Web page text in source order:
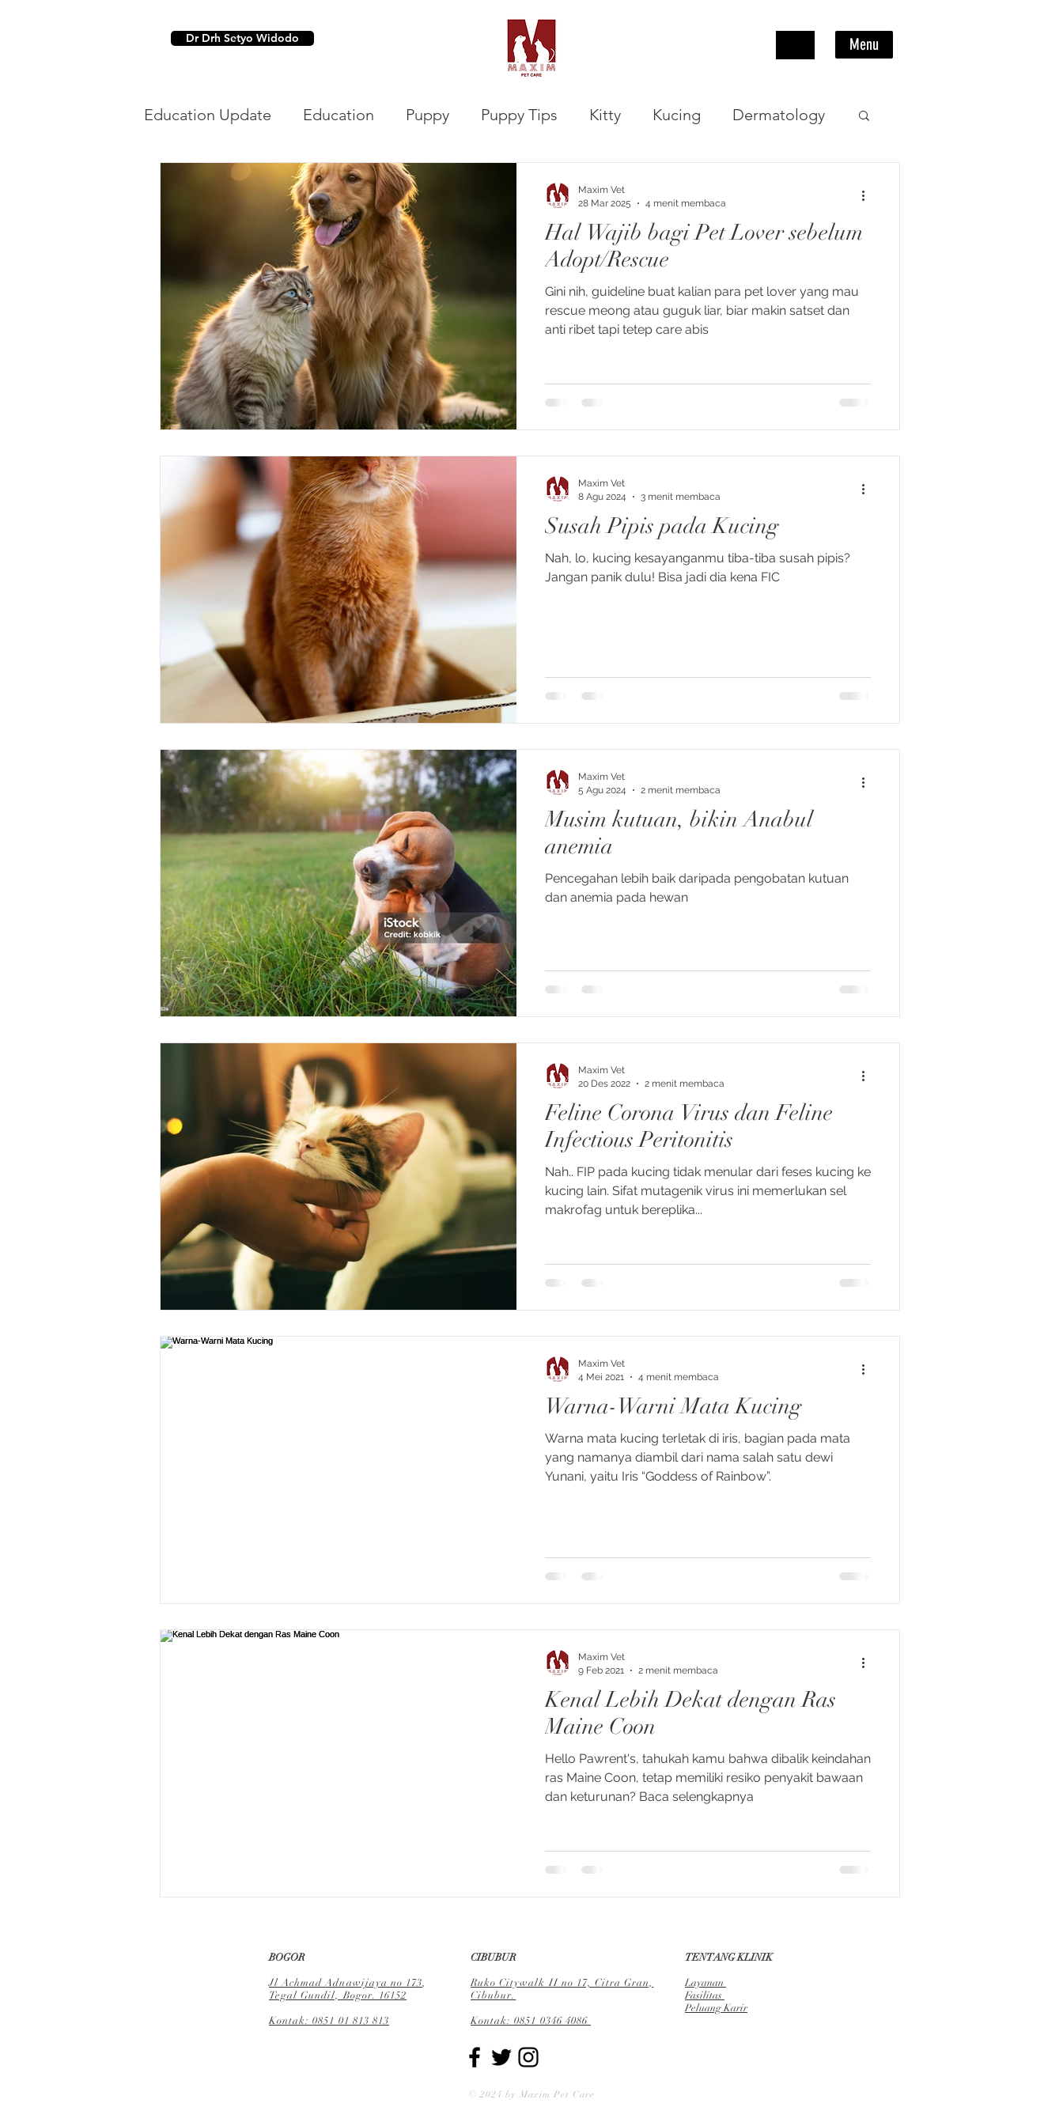
Dr Drh Setyo Widodo Menu
Education Update Education Puppy Puppy Tips Kitty Kucing Dermatology
Parasit Hewan VETalks Professional Gastrointestinal
Hal Wajib bagi Pet Lover sebelum
Adopt/Rescue
Gini nih, guideline buat kalian para pet lover yang mau
rescue meong atau guguk liar, biar makin satset dan
anti ribet tapi tetep care abis
Maxim Vet
28 Mar 2025
4 menit membaca
Susah Pipis pada Kucing
Nah, lo, kucing kesayanganmu tiba-tiba susah pipis?
Jangan panik dulu! Bisa jadi dia kena FIC
Maxim Vet
8 Agu 2024
3 menit membaca
Musim kutuan, bikin Anabul
anemia
Pencegahan lebih baik daripada pengobatan kutuan
dan anemia pada hewan
Maxim Vet
5 Agu 2024
2 menit membaca
Feline Corona Virus dan Feline
Infectious Peritonitis
Nah.. FIP pada kucing tidak menular dari feses kucing ke
kucing lain. Sifat mutagenik virus ini memerlukan sel
makrofag untuk bereplika...
Maxim Vet
20 Des 2022
2 menit membaca
Warna-Warni Mata Kucing
Warna mata kucing terletak di iris, bagian pada mata
yang namanya diambil dari nama salah satu dewi
Yunani, yaitu Iris “Goddess of Rainbow”.
Maxim Vet
4 Mei 2021
4 menit membaca
Kenal Lebih Dekat dengan Ras
Maine Coon
Hello Pawrent's, tahukah kamu bahwa dibalik keindahan
ras Maine Coon, tetap memiliki resiko penyakit bawaan
dan keturunan? Baca selengkapnya
Maxim Vet
9 Feb 2021
2 menit membaca
BOGOR
Jl Achmad Adnawijaya no 173,
Tegal Gundil, Bogor. 16152
Kontak:0851 01 813 813
CIBUBUR
Ruko Citywalk II no 17, Citra Gran,
Cibubur.
Kontak: 0851 0346 4086
TENTANG KLINIK
Layanan
Fasilitas
Peluang Karir
© 2024 by Maxim Pet Care